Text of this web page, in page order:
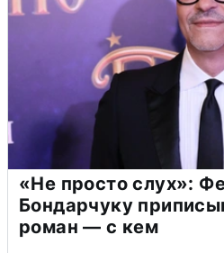
«Не просто слух»:
Бондарчуку
роман — с кем